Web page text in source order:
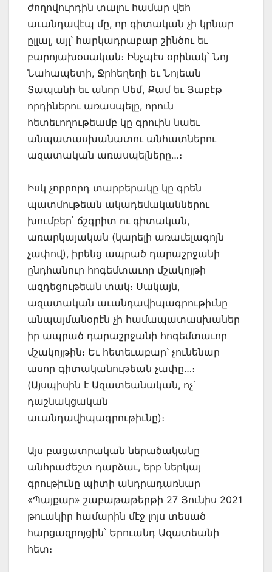
ժողովուրդին տալու համար վեհ
աւանդավէպ մը, որ գիտական չի կրնար
ըլլալ, այլ՝ հարկադրաբար շինծու եւ
բարոյախօսական։ Ինչպէս օրինակ՝ Նոյ
Նահապետի, Ջրհեղեղի եւ Նոյեան
Տապանի եւ անոր Սեմ, Քամ եւ Յաբէթ
որդիներու առասպելը, որուն
հետեւողութեամբ կը գրուին նաեւ
անպատասխանատու անհատներու
ազատական առասպելները…։
Իսկ չորրորդ տարբերակը կը գրեն
պատմութեան ակադեմականներու
խումբեր՝ ճշգրիտ ու գիտական,
առարկայական (կարելի առաւելագոյն
չափով), իրենց ապրած դարաշրջանի
ընդհանուր հոգեմտաւոր մշակոյթի
ազդեցութեան տակ։ Սակայն,
ազատական աւանդավիպագրութիւնը
անպայմանօրէն չի համապատասխաներ
իր ապրած դարաշրջանի հոգեմտաւոր
մշակոյթին։ Եւ հետեւաբար՝ չունենար
ասոր գիտականութեան չափը…։
(Այսպիսին է Ազատեանական, ոչ՝
դաշնակցական
աւանդավիպագրութիւնը)։
Այս բացատրական ներածականը
անհրաժեշտ դարձաւ, երբ ներկայ
գրութիւնը պիտի անդրադառնար
«Պայքար» շաբաթաթերթի 27 Յունիս 2021
թուակիր համարին մէջ լոյս տեսած
հարցազրոյցին՝ Երուանդ Ազատեանի
հետ։